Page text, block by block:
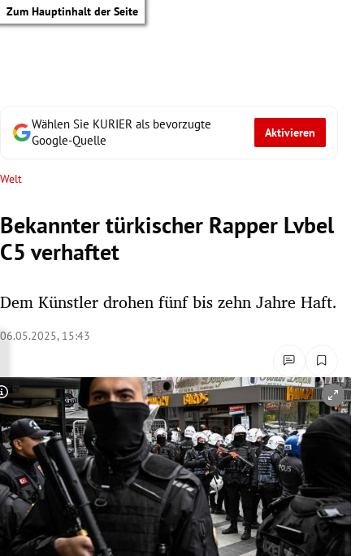
Zum Hauptinhalt der Seite
Untermenü
Untermenü
Untermenü
Untermenü
Untermenü
Untermenü
Wählen Sie KURIER als bevorzugte
Google-Quelle
Aktivieren
Welt
Bekannter türkischer Rapper Lvbel
C5 verhaftet
Dem Künstler drohen fünf bis zehn Jahre Haft.
06.05.2025, 15:43
Copyright-Hinweis öffnen/schließen